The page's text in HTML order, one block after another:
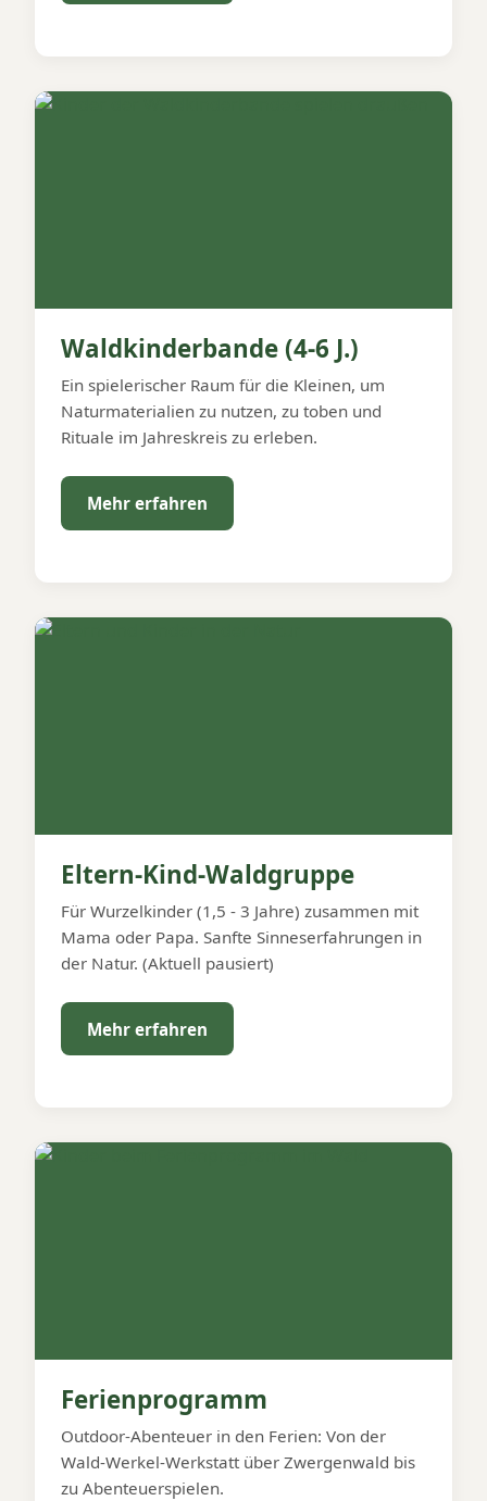
Waldkinderbande (4-6 J.)
Ein spielerischer Raum für die Kleinen, um
Naturmaterialien zu nutzen, zu toben und
Rituale im Jahreskreis zu erleben.
Mehr erfahren
Eltern-Kind-Waldgruppe
Für Wurzelkinder (1,5 - 3 Jahre) zusammen mit
Mama oder Papa. Sanfte Sinneserfahrungen in
der Natur. (Aktuell pausiert)
Mehr erfahren
Ferienprogramm
Outdoor-Abenteuer in den Ferien: Von der
Wald-Werkel-Werkstatt über Zwergenwald bis
zu Abenteuerspielen.